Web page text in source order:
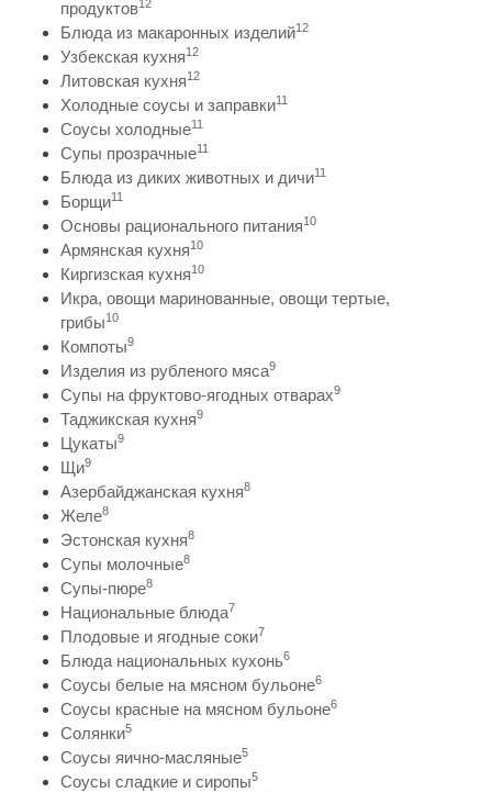
продуктов12
Блюда из макаронных изделий12
Узбекская кухня12
Литовская кухня12
Холодные соусы и заправки11
Соусы холодные11
Супы прозрачные11
Блюда из диких животных и дичи11
Борщи11
Основы рационального питания10
Армянская кухня10
Киргизская кухня10
Икра, овощи маринованные, овощи тертые,
грибы10
Компоты9
Изделия из рубленого мяса9
Супы на фруктово-ягодных отварах9
Таджикская кухня9
Цукаты9
Щи9
Азербайджанская кухня8
Желе8
Эстонская кухня8
Супы молочные8
Супы-пюре8
Национальные блюда7
Плодовые и ягодные соки7
Блюда национальных кухонь6
Соусы белые на мясном бульоне6
Соусы красные на мясном бульоне6
Солянки5
Соусы яично-масляные5
Соусы сладкие и сиропы5